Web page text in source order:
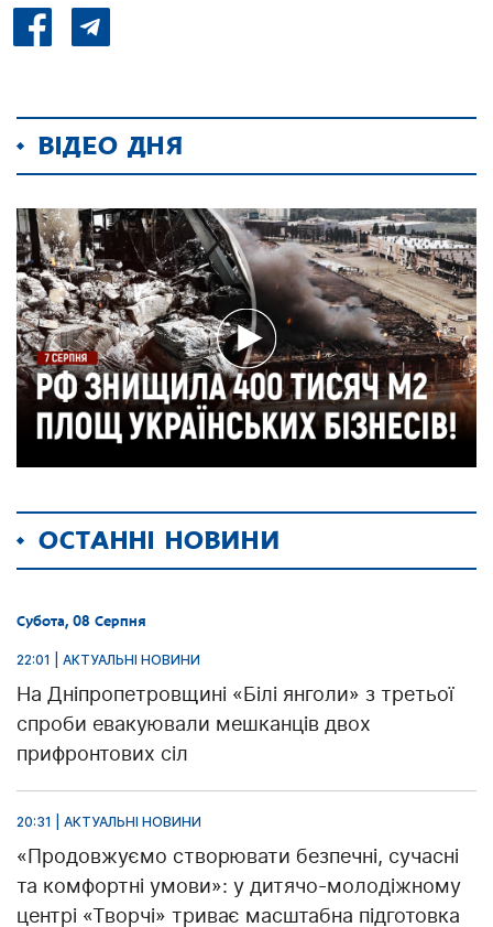
ВІДЕО ДНЯ
ОСТАННІ НОВИНИ
Субота, 08 Серпня
22:01 | АКТУАЛЬНІ НОВИНИ
На Дніпропетровщині «Білі янголи» з третьої
спроби евакуювали мешканців двох
прифронтових сіл
20:31 | АКТУАЛЬНІ НОВИНИ
«Продовжуємо створювати безпечні, сучасні
та комфортні умови»: у дитячо-молодіжному
центрі «Творчі» триває масштабна підготовка